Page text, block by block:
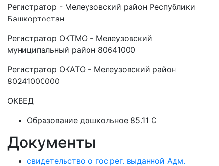
Регистратор - Мелеузовский район Республики
Башкортостан
Регистратор ОКТМО - Мелеузовский
муниципальный район 80641000
Регистратор ОКАТО - Мелеузовский район
80241000000
ОКВЕД
Образование дошкольное 85.11 C
Документы
свидетельство о гос.рег. выданной Адм.